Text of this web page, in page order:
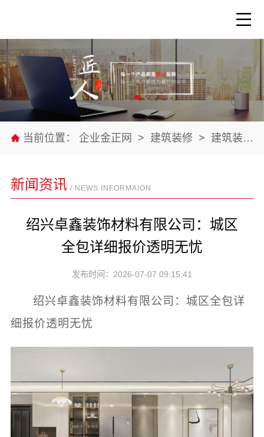
当前位置： 企业金正网 > 建筑装修 > 建筑装修材料
新闻资讯 / NEWS INFORMAION
绍兴卓鑫装饰材料有限公司：城区
全包详细报价透明无忧
发布时间：2026-07-07 09:15:41
绍兴卓鑫装饰材料有限公司：城区全包详
细报价透明无忧